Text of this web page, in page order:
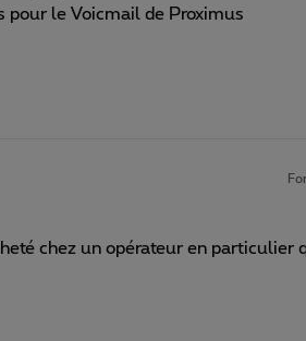
pour le Voicmail de Proximus
chez un opérateur en particulier